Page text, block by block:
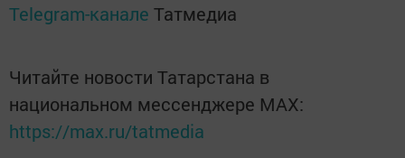
Telegram-канале Татмедиа
Читайте новости Татарстана в
национальном мессенджере MАХ:
https://max.ru/tatmedia